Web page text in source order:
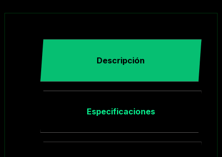
Descripción
Especificaciones